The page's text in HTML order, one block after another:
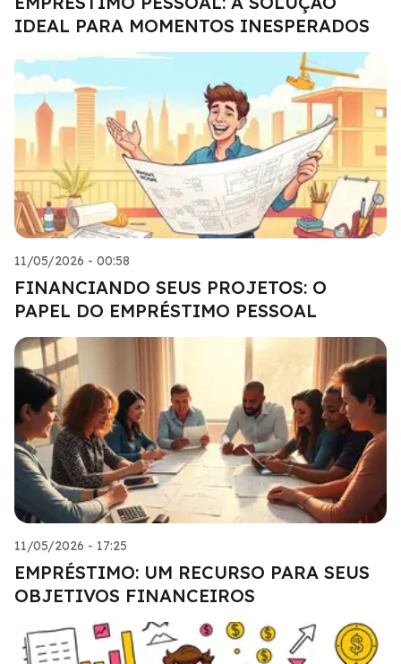
IDEAL PARA MOMENTOS INESPERADOS
11/05/2026 - 00:58
FINANCIANDO SEUS PROJETOS: O
PAPEL DO EMPRÉSTIMO PESSOAL
11/05/2026 - 17:25
EMPRÉSTIMO: UM RECURSO PARA SEUS
OBJETIVOS FINANCEIROS